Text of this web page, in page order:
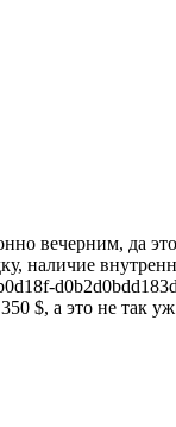
вечерним, да
наличие
$, а это не так